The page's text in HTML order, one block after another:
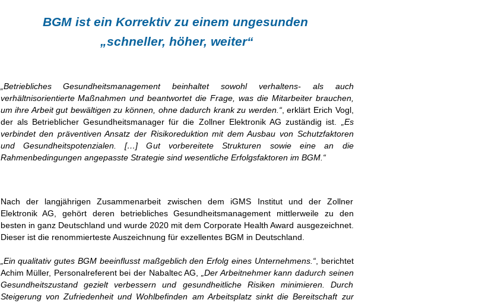
BGM ist ein Korrektiv zu einem ungesunden
„schneller, höher, weiter“
„Betriebliches Gesundheitsmanagement beinhaltet sowohl verhaltens- als auch
verhältnisorientierte Maßnahmen und beantwortet die Frage, was die Mitarbeiter brauchen,
um ihre Arbeit gut bewältigen zu können, ohne dadurch krank zu werden.“, erklärt Erich Vogl,
der als Betrieblicher Gesundheitsmanager für die Zollner Elektronik AG zuständig ist.
„Es
verbindet den präventiven Ansatz der Risikoreduktionmit dem Ausbau von Schutzfaktoren
und Gesundheitspotenzialen. […] Gut vorbereitete Strukturen sowie eine an die
Rahmenbedingungen angepasste Strategie sind wesentliche Erfolgsfaktoren im BGM.“
Nach der langjährigen Zusammenarbeit zwischen dem iGMS Institut und der Zollner
Elektronik AG, gehört deren betriebliches Gesundheitsmanagement mittlerweile zu den
besten in ganz Deutschland und wurde 2020 mit dem Corporate Health Award ausgezeichnet.
Dieser ist die renommierteste Auszeichnung für exzellentes BGM in Deutschland.
„Ein qualitativ gutes BGM beeinflusst maßgeblich den Erfolg eines Unternehmens.“, berichtet
Achim Müller, Personalreferent bei der Nabaltec AG,
„Der Arbeitnehmer kann dadurch seinen
Gesundheitszustand gezielt verbessern und gesundheitliche Risiken minimieren. Durch
Steigerung von Zufriedenheit und Wohlbefinden am Arbeitsplatz sinkt die Bereitschaft zur